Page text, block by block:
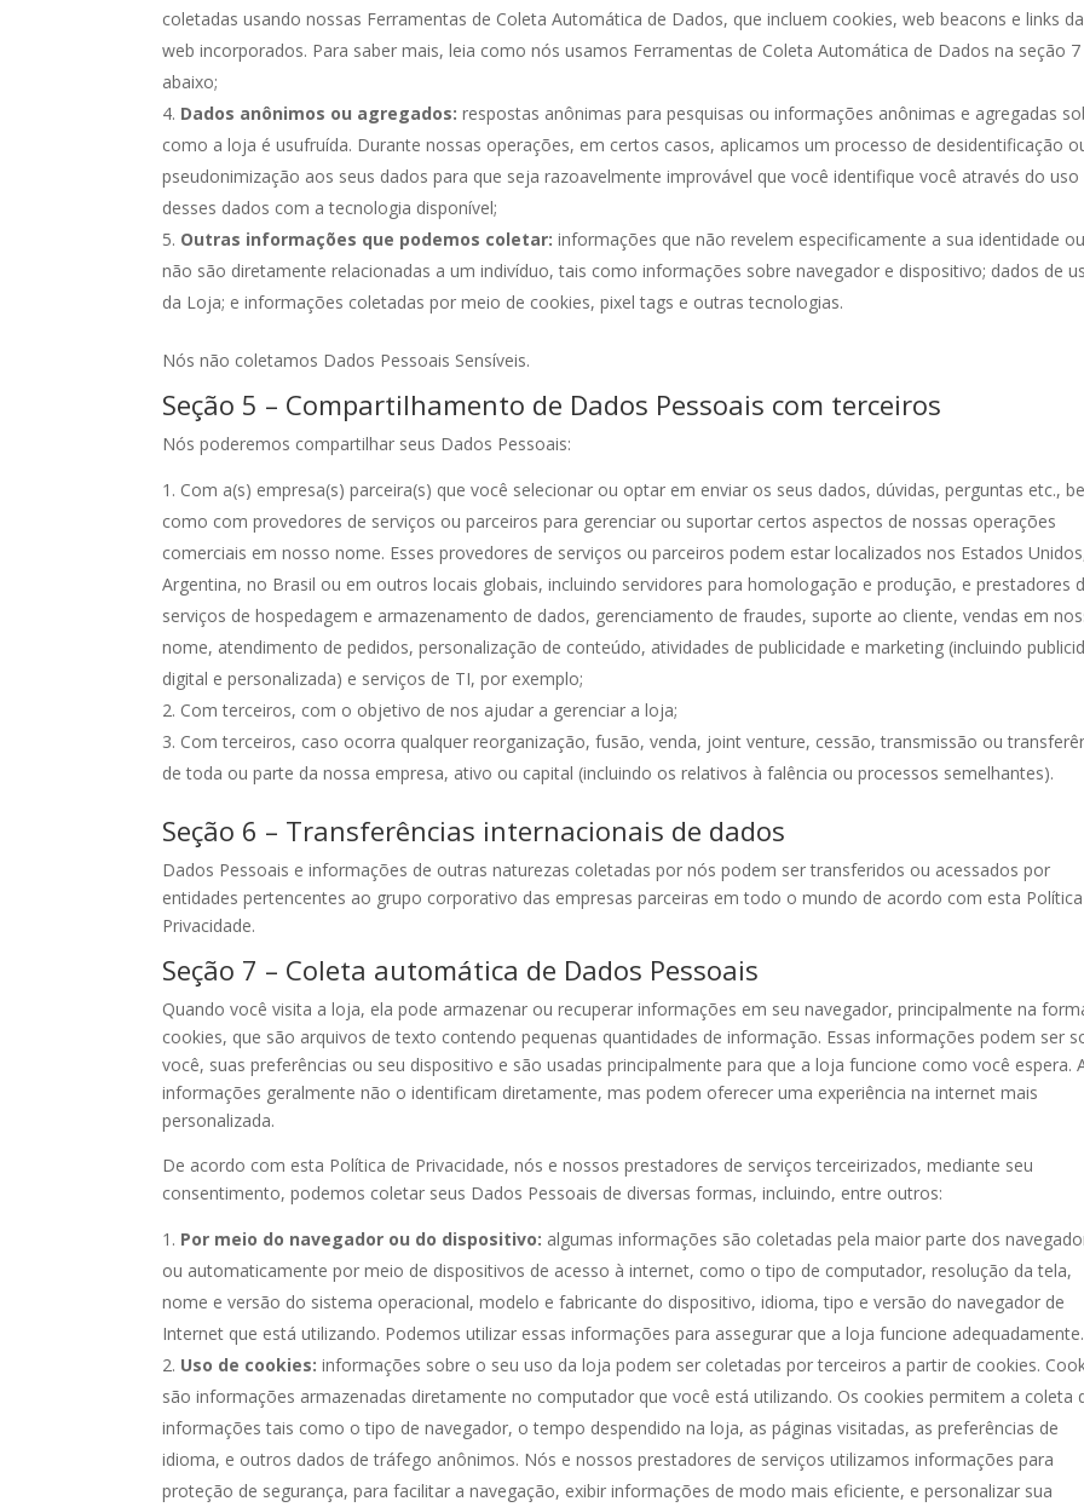
coletadas usando nossas Ferramentas de Coleta Automática de Dados, que incluem cookies, web beacons e links da
web incorporados. Para saber mais, leia como nós usamos Ferramentas de Coleta Automática de Dados na seção 7
abaixo;
Dados anônimos ou agregados: respostas anônimas para pesquisas ou informações anônimas e agregadas
como a loja é usufruída. Durante nossas operações, em certos casos, aplicamos um processo de desidentificação
pseudonimização aos seus dados para que seja razoavelmente improvável que você identifique você através do uso
desses dados com a tecnologia disponível;
Outras informações que podemos coletar: informações que não revelem especificamente a sua identidade
não são diretamente relacionadas a um indivíduo, tais como informações sobre navegador e dispositivo; dados de
da Loja; e informações coletadas por meio de cookies, pixel tags e outras tecnologias.
Nós não coletamos Dados Pessoais Sensíveis.
Seção 5 – Compartilhamento de Dados Pessoais com terceiros
Nós poderemos compartilhar seus Dados Pessoais:
Com a(s) empresa(s) parceira(s) que você selecionar ou optar em enviar os seus dados, dúvidas, perguntas etc.,
como com provedores de serviços ou parceiros para gerenciar ou suportar certos aspectos de nossas operações
comerciais em nosso nome. Esses provedores de serviços ou parceiros podem estar localizados nos Estados
Argentina, no Brasil ou em outros locais globais, incluindo servidores para homologação e produção, e prestadores
serviços de hospedagem e armazenamento de dados, gerenciamento de fraudes, suporte ao cliente, vendas em
nome, atendimento de pedidos, personalização de conteúdo, atividades de publicidade e marketing (incluindo
digital e personalizada) e serviços de TI, por exemplo;
Com terceiros, com o objetivo de nos ajudar a gerenciar a loja;
Com terceiros, caso ocorra qualquer reorganização, fusão, venda, joint venture, cessão, transmissão ou
de toda ou parte da nossa empresa, ativo ou capital (incluindo os relativos à falência ou processos semelhantes).
Seção 6 – Transferências internacionais de dados
Dados Pessoais e informações de outras naturezas coletadas por nós podem ser transferidos ou acessados por
entidades pertencentes ao grupo corporativo das empresas parceiras em todo o mundo de acordo com esta
Privacidade.
Seção 7 – Coleta automática de Dados Pessoais
Quando você visita a loja, ela pode armazenar ou recuperar informações em seu navegador, principalmente na
cookies, que são arquivos de texto contendo pequenas quantidades de informação. Essas informações podem ser
você, suas preferências ou seu dispositivo e são usadas principalmente para que a loja funcione como você espera.
informações geralmente não o identificam diretamente, mas podem oferecer uma experiência na internet mais
personalizada.
De acordo com esta Política de Privacidade, nós e nossos prestadores de serviços terceirizados, mediante seu
consentimento, podemos coletar seus Dados Pessoais de diversas formas, incluindo, entre outros:
Por meio do navegador ou do dispositivo: algumas informações são coletadas pela maior parte dos
ou automaticamente por meio de dispositivos de acesso à internet, como o tipo de computador, resolução da tela,
nome e versão do sistema operacional, modelo e fabricante do dispositivo, idioma, tipo e versão do navegador de
Internet que está utilizando. Podemos utilizar essas informações para assegurar que a loja funcione adequadamente.
Uso de cookies: informações sobre o seu uso da loja podem ser coletadas por terceiros a partir de cookies.
são informações armazenadas diretamente no computador que você está utilizando. Os cookies permitem a coleta
informações tais como o tipo de navegador, o tempo despendido na loja, as páginas visitadas, as preferências de
idioma, e outros dados de tráfego anônimos. Nós e nossos prestadores de serviços utilizamos informações para
proteção de segurança, para facilitar a navegação, exibir informações de modo mais eficiente, e personalizar sua